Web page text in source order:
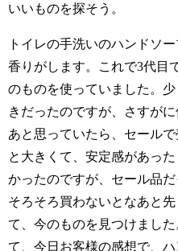
いいものを探そう。
トイレの手洗いのハンドソ
香りがします。これで3代目
のものを使っていました。
きだったのですが、さすが
あと思っていたら、セール
と大きくて、安定感があっ
かったのですが、セール品
そろそろ買わないとなあと
て、今のものを見つけまし
て、今日お客様の感想で、